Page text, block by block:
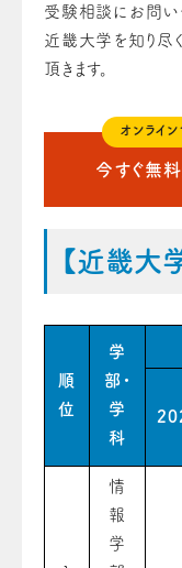
受験相談にお問い
近畿大学を知り尽
頂きます。
オンライ
今すぐ無
【近畿大
順
位
学
部・
学
科
情
報
学